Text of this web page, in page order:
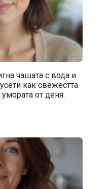
чашата с вода и
как свежестта
от деня.